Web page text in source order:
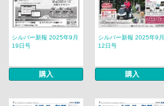
シルバー新報 2025年9月
19日号
購入
シルバー新報 2025年9月
12日号
購入